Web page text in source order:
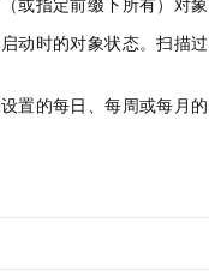
动时的对象状态。扫描
置的每日、每周或每月